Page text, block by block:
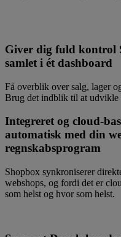
Giver dig fuld kontrol
samlet i ét dashboard
Få overblik over salg, lager
Brug det indblik til at udvikle
Integreret og cloud-
automatisk med din
regnskabsprogram
Shopbox synkroniserer
webshops, og fordi det er
som helst og hvor som helst.